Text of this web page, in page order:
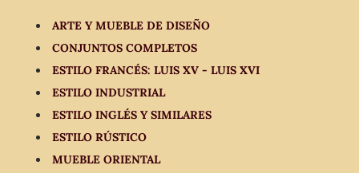
ARTE Y MUEBLE DE DISEÑO
CONJUNTOS COMPLETOS
ESTILO FRANCÉS: LUIS XV - LUIS XVI
ESTILO INDUSTRIAL
ESTILO INGLÉS Y SIMILARES
ESTILO RÚSTICO
MUEBLE ORIENTAL